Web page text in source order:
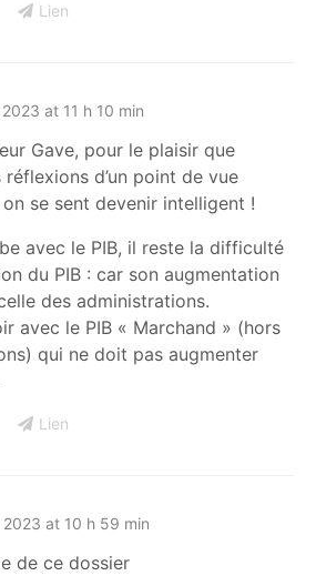
Lien
at 11 h 10 min
Gave, pour le plaisir que
d’un point de vue
se sent devenir intelligent !
avec le PIB, il reste la difficulté
du PIB : car son augmentation
des administrations.
avec le PIB « Marchand » (hors
qui ne doit pas augmenter
Lien
2023 at 10 h 59 min
de ce dossier